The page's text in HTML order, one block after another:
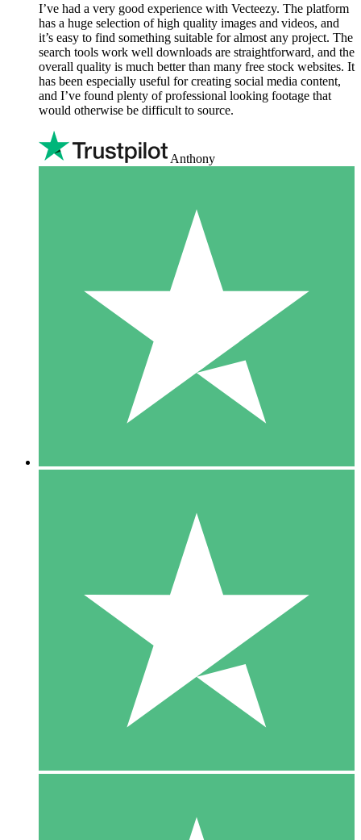
I’ve had a very good experience with Vecteezy. The platform
has a huge selection of high quality images and videos, and
it’s easy to find something suitable for almost any project. The
search tools work well downloads are straightforward, and the
overall quality is much better than many free stock websites. It
has been especially useful for creating social media content,
and I’ve found plenty of professional looking footage that
would otherwise be difficult to source.
Anthony